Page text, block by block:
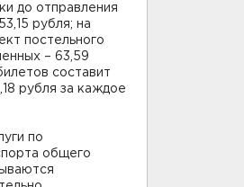
до отправления
рубля; на
постельного
– 63,59
составит
рубля за каждое
по
общего